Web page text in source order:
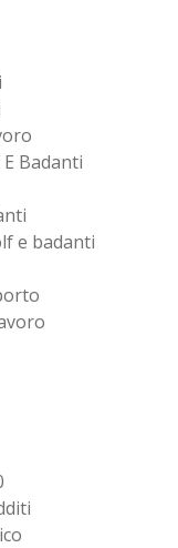
Badanti
e badanti